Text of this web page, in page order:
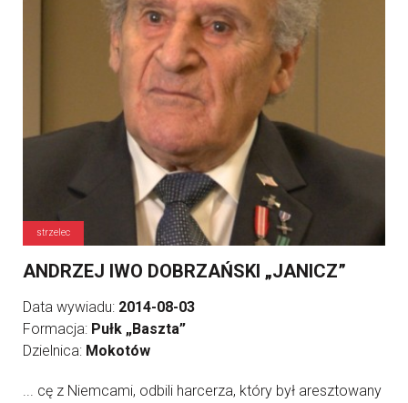
strzelec
ANDRZEJ IWO DOBRZAŃSKI „JANICZ”
Data wywiadu: 2014-08-03
Formacja: Pułk „Baszta”
Dzielnica: Mokotów
... cę z Niemcami, odbili harcerza, który był aresztowany